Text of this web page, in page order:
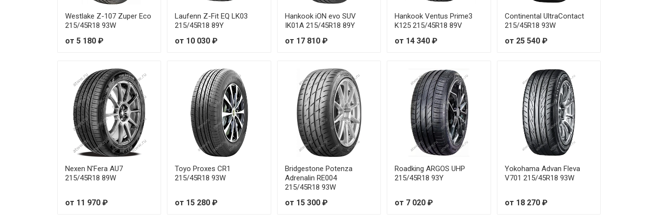
Michelin Primacy 5 215/65R17 103V
Michelin Primacy 5 225/40R18 92Y от 20 880 ₽
Michelin Primacy 5 225/45R17 91W от 18 690 ₽
Michelin Primacy 5 225/45R17 91Y от 18 750 ₽
Michelin Primacy 5 225/45R17 94W от 18 590 ₽
Michelin Primacy 5 225/45R18 91W от 22 940 ₽
Michelin Primacy 5 225/45R18 95W от 26 270 ₽
Westlake Z-107 Zuper Eco
215/45R18 93W
от 5 180 ₽
Laufenn Z-Fit EQ LK03
215/45R18 89Y
от 10 030 ₽
Hankook iON evo SUV
IK01A 215/45R18 89Y
от 17 810 ₽
Hankook Ventus Prime3
K125 215/45R18 89V
от 14 340 ₽
Continental UltraContact
215/45R18 93W
от 25 540 ₽
Nexen N'Fera AU7
215/45R18 89W
от 11 970 ₽
Toyo Proxes CR1
215/45R18 93W
от 15 280 ₽
Bridgestone Potenza
Adrenalin RE004
215/45R18 93W
от 15 300 ₽
Roadking ARGOS UHP
215/45R18 93Y
от 7 020 ₽
Yokohama Advan Fleva
V701 215/45R18 93W
от 18 270 ₽